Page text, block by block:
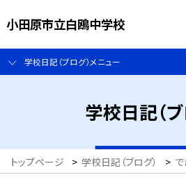
小田原市立白鴎中学校
学校日記（ブログ）メニュー
学校日記（ブ
トップページ > 学校日記（ブログ） >